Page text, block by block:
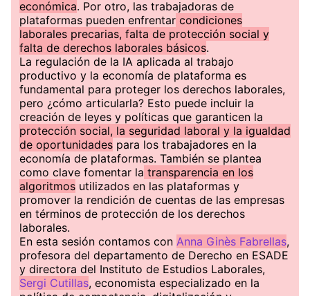
económica. Por otro, las trabajadoras de
plataformas pueden enfrentar condiciones
laborales precarias, falta de protección social y
falta de derechos laborales básicos.
La regulación de la IA aplicada al trabajo
productivo y la economía de plataforma es
fundamental para proteger los derechos laborales,
pero ¿cómo articularla? Esto puede incluir la
creación de leyes y políticas que garanticen la
protección social, la seguridad laboral y la igualdad
de oportunidades para los trabajadores en la
economía de plataformas. También se plantea
como clave fomentar la transparencia en los
algoritmos utilizados en las plataformas y
promover la rendición de cuentas de las empresas
en términos de protección de los derechos
laborales.
En esta sesión contamos con Anna Ginès Fabrellas,
profesora del departamento de Derecho en ESADE
y directora del Instituto de Estudios Laborales,
Sergi Cutillas, economista especializado en la